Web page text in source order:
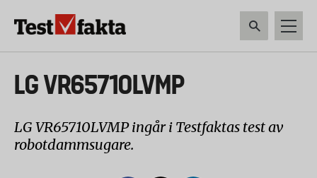
Huvudmeny
ny
LG VR65710LVMP
LG VR65710LVMP ingår i Testfaktas test av
robotdammsugare.